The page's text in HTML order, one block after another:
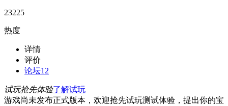
23225
热度
详情
评价
论坛12
试玩抢先体验了解试玩
游戏尚未发布正式版本，欢迎抢先试玩测试体验，提出你的宝